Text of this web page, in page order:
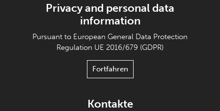
Privacy and personal data
information
Pursuant to European General Data Protection
Regulation UE 2016/679 (GDPR)
Fortfahren
Kontakte